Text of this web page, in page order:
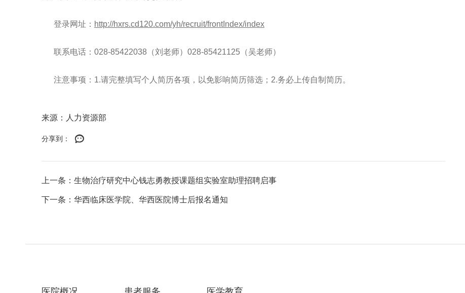
登录网址： http://hxrs.cd120.com/yh/recruit/frontIndex/index
联系电话 ： 028-85422038 （刘老师） 028-85421125 （吴老师）
注意事项 ： 1.请完整填写个人简历各项 ， 以免影响简历筛选 ； 2.务必上传自制简历。
来源：人力资源部
分享到：
上一条：生物治疗研究中心钱志勇教授课题组实验室助理招聘启事
下一条：华西临床医学院、华西医院博士后报名通知